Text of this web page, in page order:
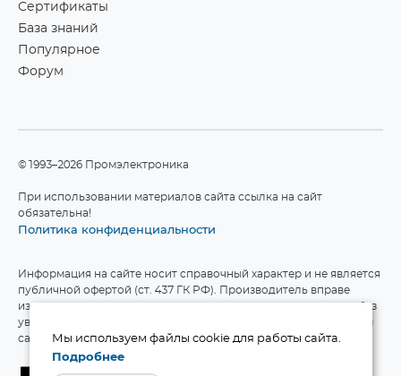
Сертификаты
База знаний
Популярное
Форум
©1993–2026 Промэлектроника
При использовании материалов сайта ссылка на сайт
обязательна!
Политика конфиденциальности
Информация на сайте носит справочный характер и не является
публичной офертой (ст. 437 ГК РФ). Производитель вправе
изменять технические характеристики и комплект поставки без
уведомления. Актуальные данные приведены на официальном
сайте производителя.
Мы используем файлы cookie для работы сайта.
Подробнее